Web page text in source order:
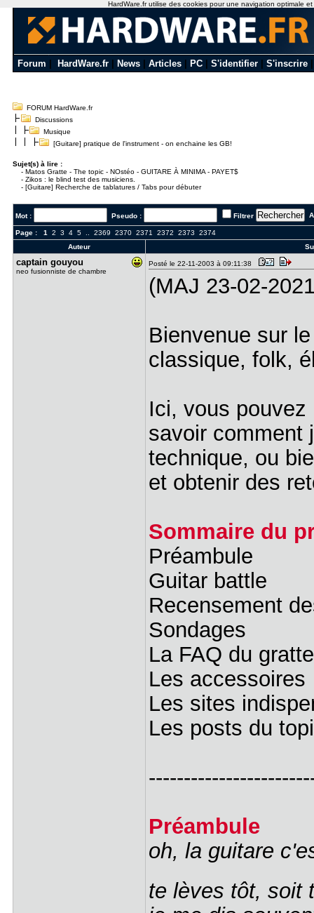
Forum HardWare.fr News Articles PC S'identifier S'inscrire
FORUM HardWare.fr
Discussions
Musique
[Guitare] pratique de l'instrument - on enchaine les GB!
Sujet(s) à lire :
- Matos Gratte - The topic - NOstéo - GUITARE À MINIMA - PAYET$
- Zikos : le blind test des musiciens.
- [Guitare] Recherche de tablatures / Tabs pour débuter
Mot : Pseudo : Filtrer
Page : 1 2 3 4 5.. 2369 2370 2371 2372 2373
2374
Auteur
captain go​uyou
neo fusionniste de chambre
Posté le 22-11-2003 à 09:11:38
(MAJ 23-02-
Bienvenue sur
classique, folk,
Ici, vous
savoir comment
technique, ou
et obtenir des
Sommaire du
Préambule
Guitar battle
Recensement
Sondages
La FAQ du
Les accessoires
Les sites
Les posts du
Préambule
oh, la guitare
te lèves tôt,
HardWare.fr utilise des cookies pour une navigation optimale